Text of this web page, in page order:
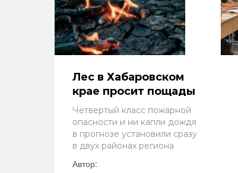
Лес в Хабаровском
крае просит пощады
Четвертый класс пожарной
опасности и ни капли дождя
в прогнозе установили сразу
в двух районах региона
Автор: